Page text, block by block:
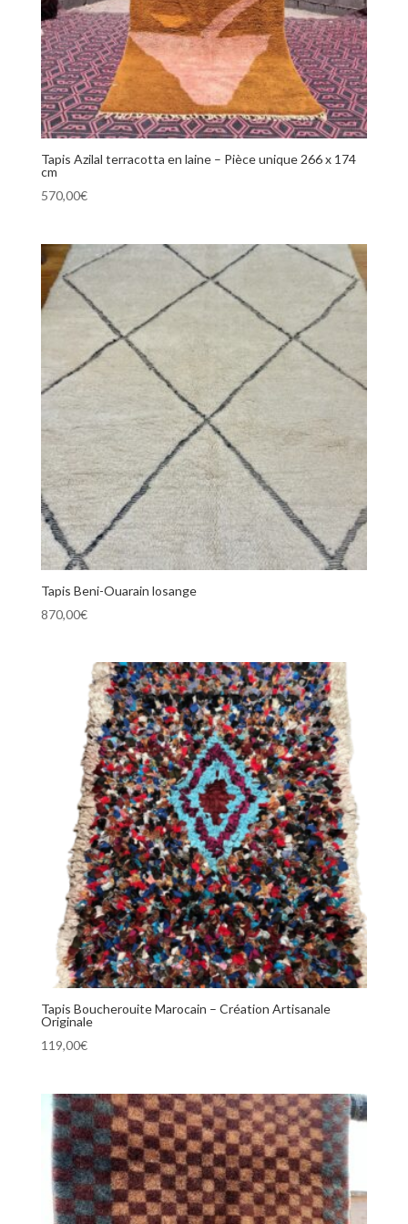
Tapis Azilal terracotta en laine – Pièce unique 266 x 174
cm
570,00€
Tapis Beni-Ouarain losange
870,00€
Tapis Boucherouite Marocain – Création Artisanale
Originale
119,00€